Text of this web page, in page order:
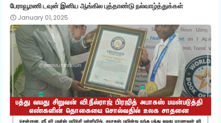
பேராவூரணி டவுன் இனிய ஆங்கில புத்தாண்டு நல்வாழ்த்துக்கள்
January 01, 2025